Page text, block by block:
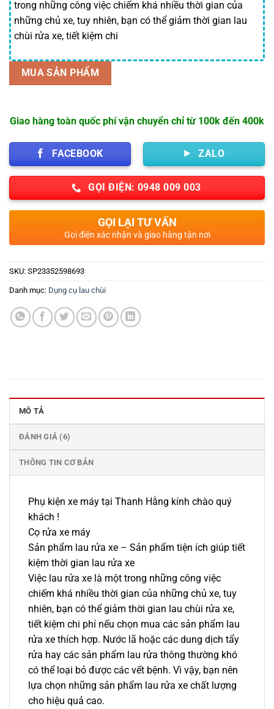
trong những công việc chiếm khá nhiều thời gian của
những chủ xe, tuy nhiên, bạn có thể giảm thời gian lau
chùi rửa xe, tiết kiệm chi
MUA SẢN PHẨM
Giao hàng toàn quốc phí vận chuyển chỉ từ 100k đến 400k
FACEBOOK ZALO
GỌI ĐIỆN: 0948 009 003
GỌI LẠI TƯ VẤN
Gọi điện xác nhận và giao hàng tận nơi
SKU: SP23352598693
Danh mục: Dụng cụ lau chùi
MÔ TẢ
ĐÁNH GIÁ (6)
THÔNG TIN CƠ BẢN
Phụ kiện xe máy tại Thanh Hằng kính chào quý
khách !
Cọ rửa xe máy
Sản phẩm lau rửa xe – Sản phẩm tiện ích giúp tiết
kiệm thời gian lau rửa xe
Việc lau rửa xe là một trong những công việc
chiếm khá nhiều thời gian của những chủ xe, tuy
nhiên, bạn có thể giảm thời gian lau chùi rửa xe,
tiết kiệm chi phí nếu chọn mua các sản phẩm lau
rửa xe thích hợp. Nước lã hoặc các dung dịch tẩy
rửa hay các sản phẩm lau rửa thông thường khó
có thể loại bỏ được các vết bệnh. Vì vậy, bạn nên
lựa chọn những sản phẩm lau rửa xe chất lượng
cho hiệu quả cao.